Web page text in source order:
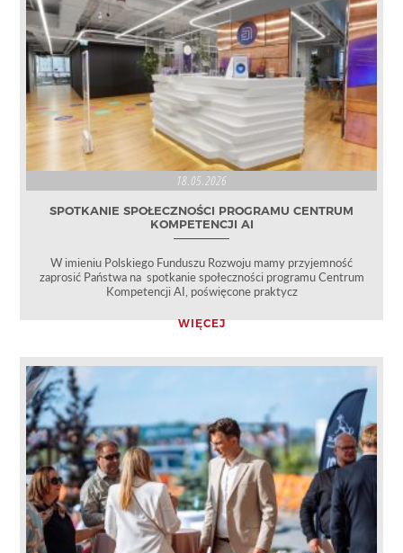
18.05.2026
SPOTKANIE SPOŁECZNOŚCI PROGRAMU CENTRUM
KOMPETENCJI AI
W imieniu Polskiego Funduszu Rozwoju mamy przyjemność
zaprosić Państwa na spotkanie społeczności programu Centrum
Kompetencji AI, poświęcone praktycz
WIĘCEJ